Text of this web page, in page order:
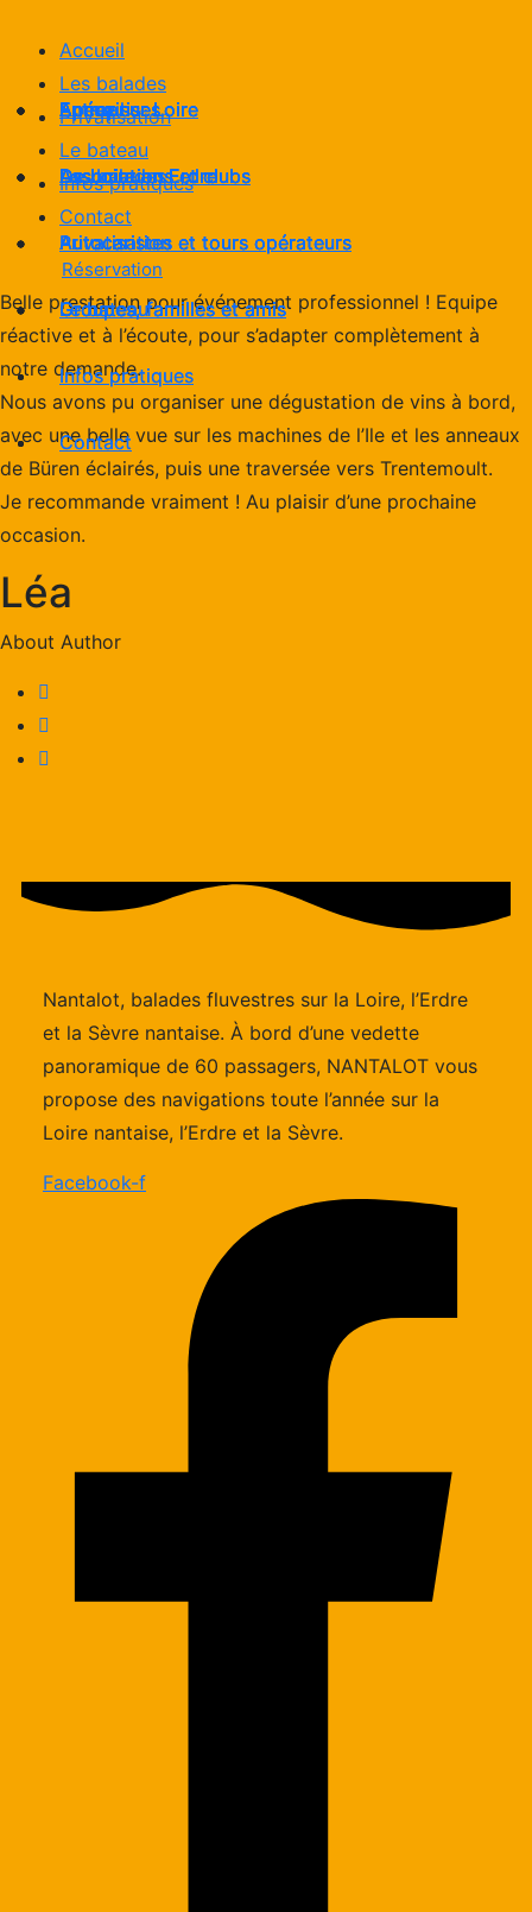
Accueil
Les balades
Apéro sur Loire
De Loire en Erdre
Privatisation
Entreprises
Associations et clubs
Autocaristes et tours opérateurs
Groupes, familles et amis
Le bateau
Infos pratiques
Contact
Accueil
Les balades
Apéro sur Loire
De Loire en Erdre
Privatisation
Entreprises
Associations et clubs
Autocaristes et tours opérateurs
Groupes, familles et amis
Le bateau
Infos pratiques
Contact
Réservation
Belle prestation pour événement professionnel ! Equipe
réactive et à l’écoute, pour s’adapter complètement à
notre demande.
Nous avons pu organiser une dégustation de vins à bord,
avec une belle vue sur les machines de l’Ile et les anneaux
de Büren éclairés, puis une traversée vers Trentemoult.
Je recommande vraiment ! Au plaisir d’une prochaine
occasion.
Léa
About Author
Nantalot, balades fluvestres sur la Loire, l’Erdre
et la Sèvre nantaise. À bord d’une vedette
panoramique de 60 passagers, NANTALOT vous
propose des navigations toute l’année sur la
Loire nantaise, l’Erdre et la Sèvre.
Facebook-f
Apéro sur Loire
De Loire en Erdre
Entreprises
Associations et clubs
Autocaristes et tours opérateurs
Groupes, familles et amis
Accueil
Les balades
Apéro sur Loire
De Loire en Erdre
Privatisation
Entreprises
Associations et clubs
Autocaristes et tours opérateurs
Groupes, familles et amis
Le bateau
Infos pratiques
Contact